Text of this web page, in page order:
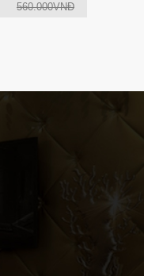
560.000VNĐ